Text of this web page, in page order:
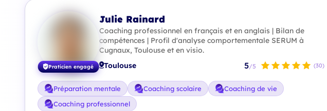
Praticien engagé
Julie Rainard
Coaching professionnel en français et en anglais | Bilan de
compétences | Profil d'analyse comportementale SERUM à
Cugnaux, Toulouse et en visio.
Toulouse 5/5 (30)
Préparation mentale Coaching scolaire
Coaching de vie
Coaching professionnel